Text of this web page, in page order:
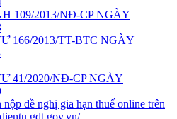
109/2013/NĐ-CP NGÀY
166/2013/TT-BTC NGÀY
41/2020/NĐ-CP NGÀY
đề nghị gia hạn thuế online trên